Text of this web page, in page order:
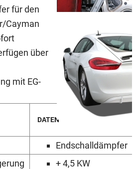
für den
Cayman
über
mit EG-
DATEN
Endschalldämpfer
+ 4,5 KW